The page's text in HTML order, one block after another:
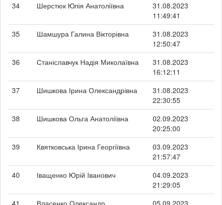
34
Шерстюк Юлія Анатоліївна
31.08.2023
11:49:41
35
Шамшура Галина Вікторівна
31.08.2023
12:50:47
36
Станіславчук Надія Миколаївна
31.08.2023
16:12:11
37
Шишкова Ірина Олександрівна
31.08.2023
22:30:55
38
Шишкова Ольга Анатоліївна
02.09.2023
20:25:00
39
Квятковська Ірина Георгіївна
03.09.2023
21:57:47
40
Іващенко Юрій Іванович
04.09.2023
21:29:05
41
Власенко Олександр
05.09.2023